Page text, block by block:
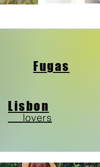
Fugas
Lisbon
lovers